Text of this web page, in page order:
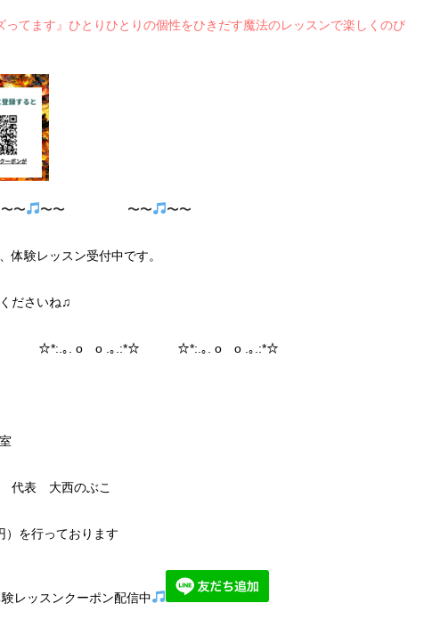
ってます』 ひとりひとりの個性をひきだす魔法のレッスンで楽しくのび
〜〜 〜〜 〜〜
体験レッスン受付中です。
ださいね♫
☆*:.｡. o o .｡.:*☆ ☆*:.｡. o o .｡.:*☆
代表 大西のぶこ
）を行っております
ッスンクーポン配信中